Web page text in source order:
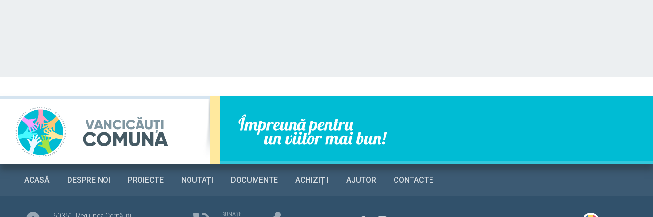
ACASĂ DESPRE NOI PROIECTE NOUTAȚI DOCUMENTE ACHIZIȚII AJUTOR CONTACTE
SUNAȚI: